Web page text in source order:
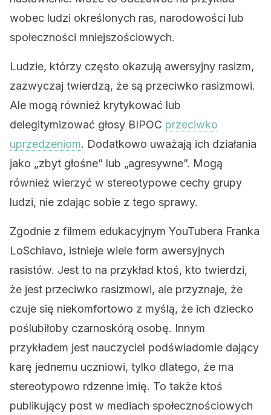
wobec ludzi określonych ras, narodowości lub
społeczności mniejszościowych.
Ludzie, którzy często okazują awersyjny rasizm,
zazwyczaj twierdzą, że są przeciwko rasizmowi.
Ale mogą również krytykować lub
delegitymizować głosy BIPOC przeciwko
uprzedzeniom. Dodatkowo uważają ich działania
jako „zbyt głośne” lub „agresywne”. Mogą
również wierzyć w stereotypowe cechy grupy
ludzi, nie zdając sobie z tego sprawy.
Zgodnie z filmem edukacyjnym YouTubera Franka
LoSchiavo, istnieje wiele form awersyjnych
rasistów. Jest to na przykład ktoś, kto twierdzi,
że jest przeciwko rasizmowi, ale przyznaje, że
czuje się niekomfortowo z myślą, że ich dziecko
poślubiłoby czarnoskórą osobę. Innym
przykładem jest nauczyciel podświadomie dający
karę jednemu uczniowi, tylko dlatego, że ma
stereotypowo rdzenne imię. To także ktoś
publikujący post w mediach społecznościowych